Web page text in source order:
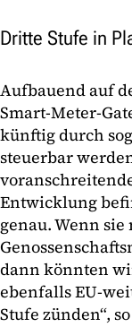
Dritte Stufe in
Aufbauend auf
Smart-Meter-
künftig durch
steuerbar
Entwicklung
genau. Wenn
dann könnten
ebenfalls EU-
Stufe zünden“,